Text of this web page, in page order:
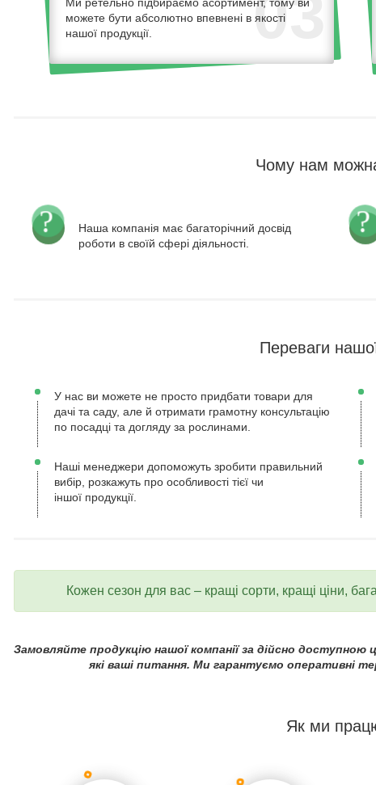
03
можете бути абсолютно впевнені в якості
нашої продукції.
Чому нам
Наша компанія має багаторічний досвід
роботи в своїй сфері діяльності.
Переваги
У нас ви можете не просто придбати товари для
дачі та саду, але й отримати грамотну консультацію
по посадці та догляду за рослинами.
Наші менеджери допоможуть зробити правильний
вибір, розкажуть про особливості тієї чи
іншої продукції.
Кожен сезон для вас – кращі сорти, кращі ціни,
Замовляйте продукцію нашої компанії за дійсно доступною
які ваші питання. Ми гарантуємо оперативні
Як ми